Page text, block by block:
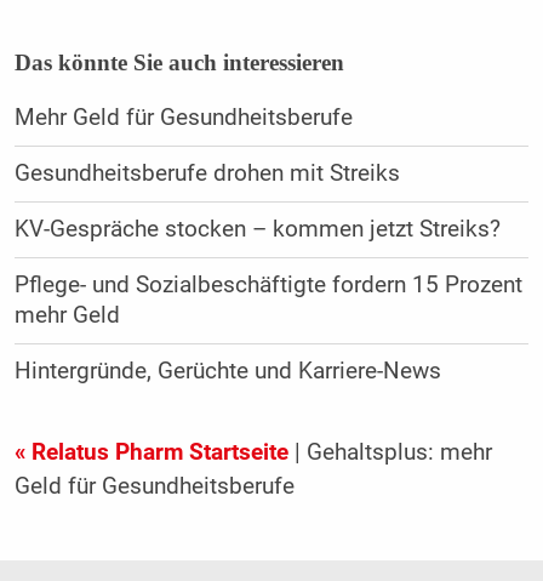
Das könnte Sie auch interessieren
Mehr Geld für Gesundheitsberufe
Gesundheitsberufe drohen mit Streiks
KV-Gespräche stocken – kommen jetzt Streiks?
Pflege- und Sozialbeschäftigte fordern 15 Prozent
mehr Geld
Hintergründe, Gerüchte und Karriere-News
« Relatus Pharm Startseite| Gehaltsplus: mehr
Geld für Gesundheitsberufe